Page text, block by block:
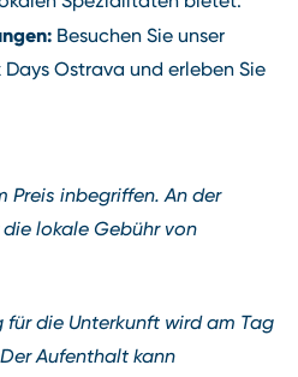
Besuchen Sie unser
Ostrava und erleben Sie
Preis inbegriffen. An der
lokale Gebühr von
die Unterkunft wird am Tag
Aufenthalt kann